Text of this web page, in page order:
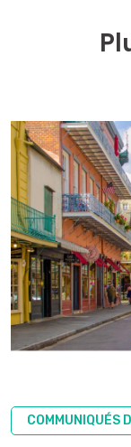
COMMUNIQUÉS